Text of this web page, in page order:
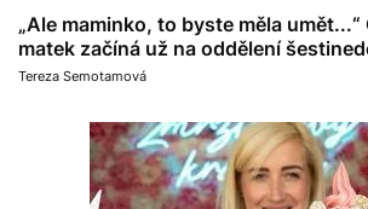
„Ale maminko, to byste měla
matek začíná už na oddělení
Tereza Semotamová